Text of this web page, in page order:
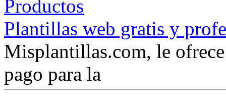
Plantillas web gratis y
Misplantillas.com, le
pago para la